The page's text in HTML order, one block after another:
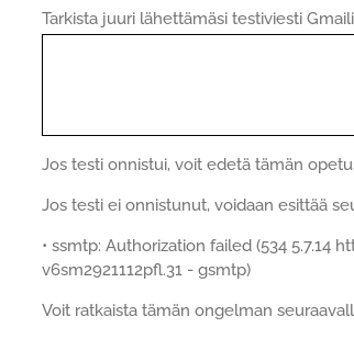
Tarkista juuri lähettämäsi testiviesti
Jos testi onnistui, voit edetä tämän
Jos testi ei onnistunut, voidaan esittää
• ssmtp: Authorization failed (534
v6sm2921112pfl.31 - gsmtp)
Voit ratkaista tämän ongelman